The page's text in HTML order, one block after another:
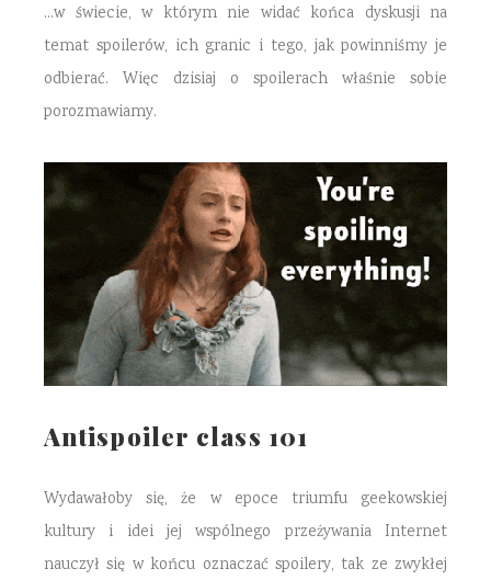
…w świecie, w którym nie widać końca dyskusji na
temat spoilerów, ich granic i tego, jak powinniśmy je
odbierać. Więc dzisiaj o spoilerach właśnie sobie
porozmawiamy.
Antispoiler class 101
Wydawałoby się, że w epoce triumfu geekowskiej
kultury i idei jej wspólnego przeżywania Internet
nauczył się w końcu oznaczać spoilery, tak ze zwykłej